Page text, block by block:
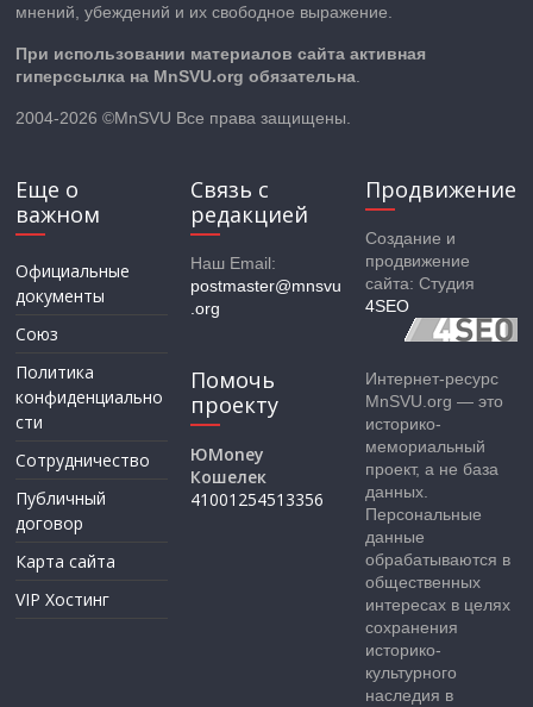
мнений, убеждений и их свободное выражение.
При использовании материалов сайта активная
гиперссылка на MnSVU.org обязательна
2004-2026 ©MnSVU Все права защищены.
Еще о
важном
Официальные
документы
Союз
Политика
конфиденциально
сти
Сотрудничество
Публичный
договор
Карта сайта
VIP Хостинг
Связь с
редакцией
Наш Email:
postmaster@mnsvu
.org
Помочь
проекту
ЮMoney
Кошелек
41001254513356
Продвижение
Создание и
продвижение
сайта: Студия
4SEO
Интернет-ресурс
MnSVU.org — это
историко-
мемориальный
проект, а не база
данных.
Персональные
данные
обрабатываются в
общественных
интересах в целях
сохранения
историко-
культурного
наследия в